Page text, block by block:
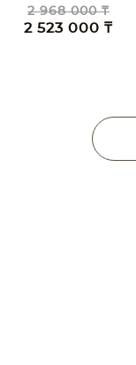
2 968 000 ₸
2 523 000 ₸